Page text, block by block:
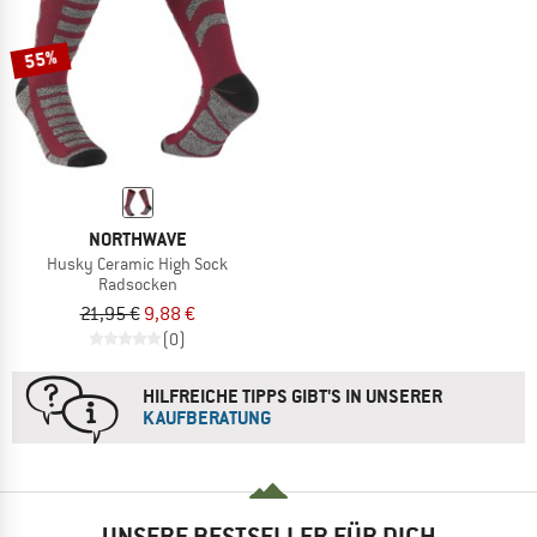
55%
NORTHWAVE
Husky Ceramic High Sock
Radsocken
21,95 € 9,88 €
(0)
HILFREICHE TIPPS GIBT'S IN UNSERER
KAUFBERATUNG